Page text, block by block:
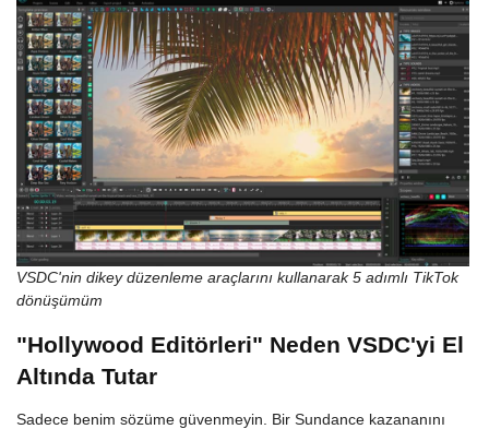
VSDC'nin dikey düzenleme araçlarını kullanarak 5 adımlı TikTok
dönüşümüm
"Hollywood Editörleri" Neden VSDC'yi El
Altında Tutar
Sadece benim sözüme güvenmeyin. Bir Sundance kazananını